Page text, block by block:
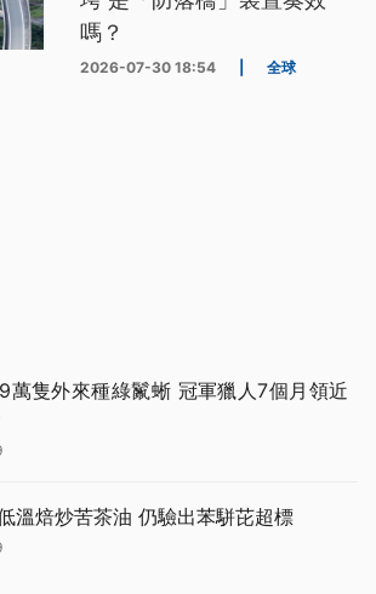
嗎？
2026-07-30 18:54 全球
萬隻外來種綠鬣蜥 冠軍獵人7個月領近
溫焙炒苦茶油 仍驗出苯駢芘超標